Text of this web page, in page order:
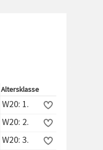
Altersklasse
W20: 1.
W20: 2.
W20: 3.